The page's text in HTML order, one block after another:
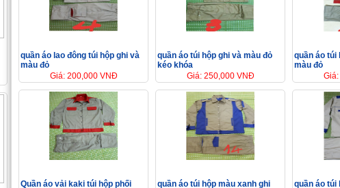
quần áo lao đông túi hộp ghi và
màu đỏ
Giá: 200,000 VNĐ
quần áo túi hộp ghi và màu đỏ
kéo khóa
Giá: 250,000 VNĐ
quần áo túi
màu đỏ
Quần áo vải kaki túi hộp phối
quần áo túi hộp màu xanh ghi
quần áo túi